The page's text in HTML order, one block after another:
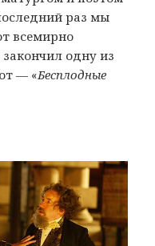
раз мы
всемирно
одну из
— «Бесплодные